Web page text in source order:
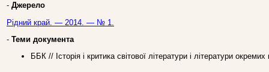
- Джерело
Рідний край. — 2014. — № 1.
- Теми документа
ББК // Історія і критика світової літератури і літератури окремих